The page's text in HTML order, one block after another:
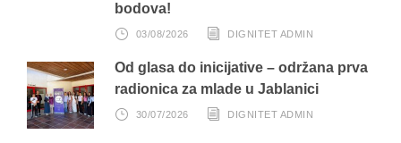
bodova!
03/08/2026 DIGNITET ADMIN
Od glasa do inicijative – održana prva
radionica za mlade u Jablanici
30/07/2026 DIGNITET ADMIN